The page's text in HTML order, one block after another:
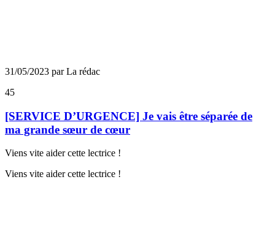
31/05/2023 par La rédac
45
[SERVICE D’URGENCE] Je vais être séparée de
ma grande sœur de cœur
Viens vite aider cette lectrice !
Viens vite aider cette lectrice !